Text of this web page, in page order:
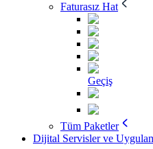
Faturasız Hat
Geçiş
Tüm Paketler
Dijital Servisler ve